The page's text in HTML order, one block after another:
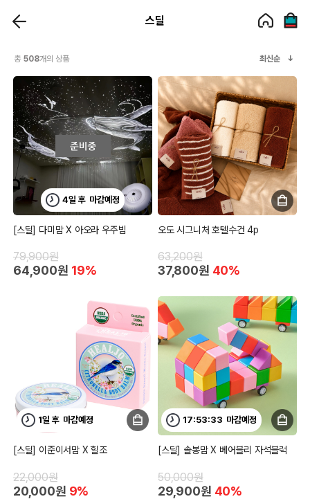
스딜
총 508개의 상품 최신순
4일 후 마감예정
[스딜] 다미맘 X 아오라 우주빔
79,900원
64,900원 19%
오도 시그니처 호텔수건 4p
63,200원
37,800원 40%
1일 후 마감예정
[스딜] 이준이서맘 X 힐조
22,000원
20,000원 9%
17:53:32 마감예정
[스딜] 솔봉맘 X 베어블리 자석블럭
50,000원
29,900원 40%